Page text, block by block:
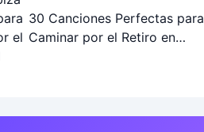
30 Canciones Perfectas para
Caminar por el Retiro en